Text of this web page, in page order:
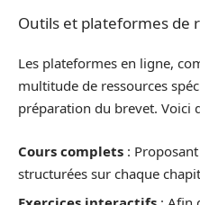
Outils et plateformes de
Les plateformes en ligne,
multitude de ressources
préparation du brevet. Voici
Cours complets :
structurées sur chaque